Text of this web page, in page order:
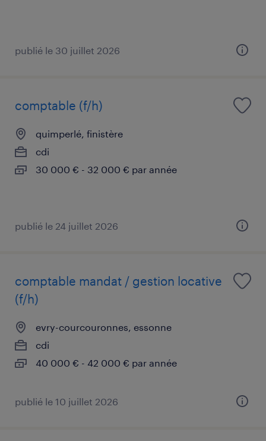
publié le 30 juillet 2026
comptable (f/h)
quimperlé, finistère
cdi
30 000 € - 32 000 € par année
publié le 24 juillet 2026
comptable mandat / gestion locative
(f/h)
evry-courcouronnes, essonne
cdi
40 000 € - 42 000 € par année
publié le 10 juillet 2026